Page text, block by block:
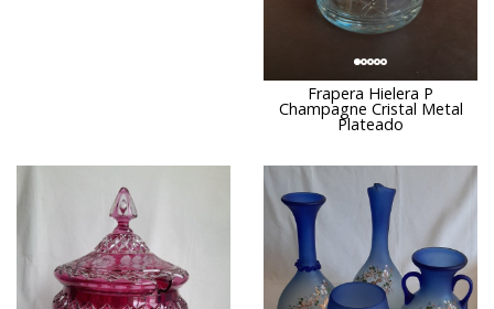
Frapera Hielera P
Champagne Cristal Metal
Plateado